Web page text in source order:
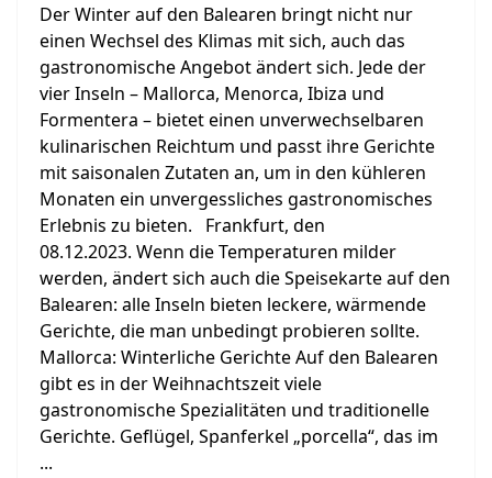
Der Winter auf den Balearen bringt nicht nur
einen Wechsel des Klimas mit sich, auch das
gastronomische Angebot ändert sich. Jede der
vier Inseln – Mallorca, Menorca, Ibiza und
Formentera – bietet einen unverwechselbaren
kulinarischen Reichtum und passt ihre Gerichte
mit saisonalen Zutaten an, um in den kühleren
Monaten ein unvergessliches gastronomisches
Erlebnis zu bieten. Frankfurt, den
08.12.2023. Wenn die Temperaturen milder
werden, ändert sich auch die Speisekarte auf den
Balearen: alle Inseln bieten leckere, wärmende
Gerichte, die man unbedingt probieren sollte.
Mallorca: Winterliche Gerichte Auf den Balearen
gibt es in der Weihnachtszeit viele
gastronomische Spezialitäten und traditionelle
Gerichte. Geflügel, Spanferkel „porcella“, das im
...